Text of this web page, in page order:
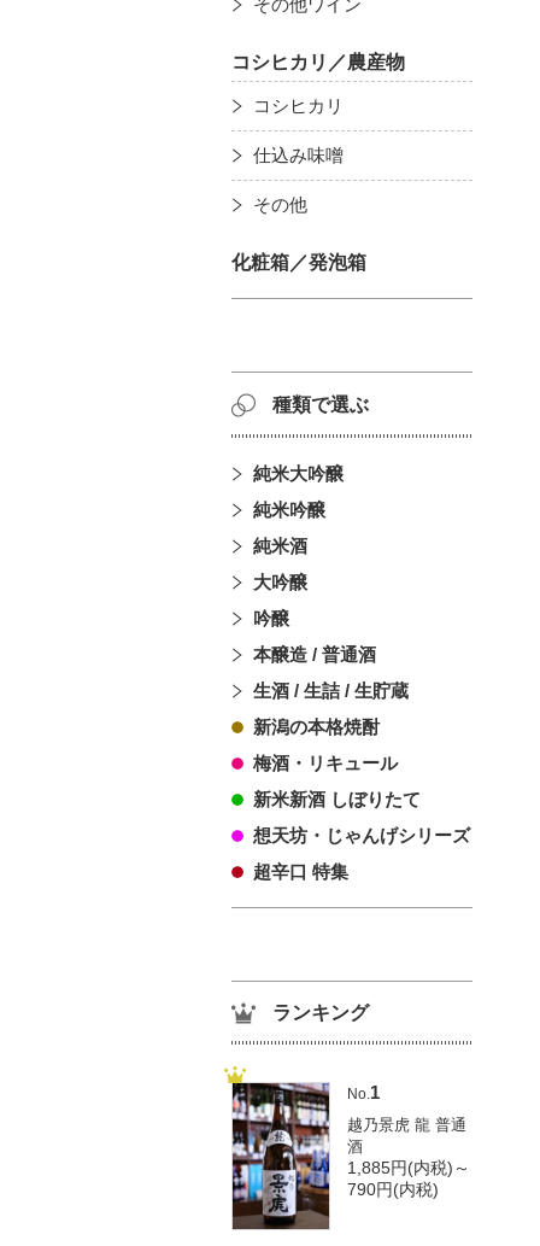
その他ワイン
コシヒカリ／農産物
コシヒカリ
仕込み味噌
その他
化粧箱／発泡箱
種類で選ぶ
純米大吟醸
純米吟醸
純米酒
大吟醸
吟醸
本醸造 / 普通酒
生酒 / 生詰 / 生貯蔵
新潟の本格焼酎
梅酒・リキュール
新米新酒 しぼりたて
想天坊・じゃんげシリーズ
超辛口 特集
ランキング
No.1
越乃景虎 龍 普通
酒
1,885円(内税)～
790円(内税)